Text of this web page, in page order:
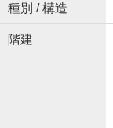
種別 / 構造
階建